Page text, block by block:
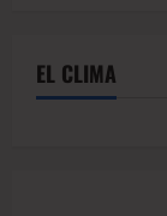
EL CLIMA